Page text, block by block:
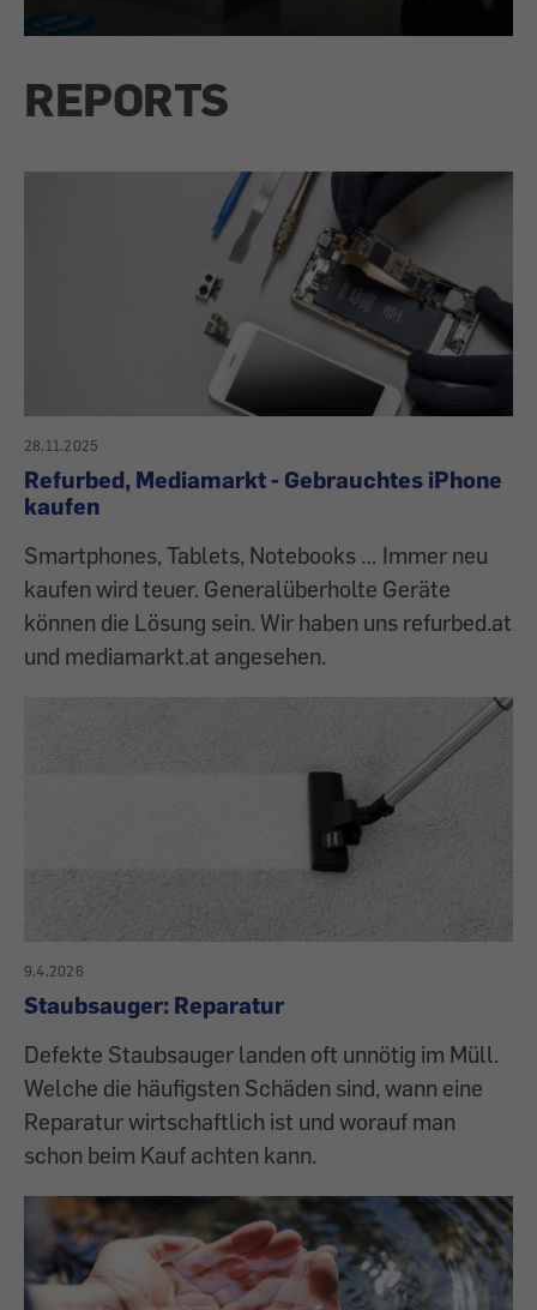
REPORTS
28.11.2025
Refurbed, Mediamarkt - Gebrauchtes iPhone
kaufen
Smartphones, Tablets, Notebooks … Immer neu
kaufen wird teuer. Generalüberholte Geräte
können die Lösung sein. Wir haben uns refurbed.at
und mediamarkt.at angesehen.
9.4.2026
Staubsauger: Reparatur
Defekte Staubsauger landen oft unnötig im Müll.
Welche die häufigsten Schäden sind, wann eine
Reparatur wirtschaftlich ist und worauf man
schon beim Kauf achten kann.